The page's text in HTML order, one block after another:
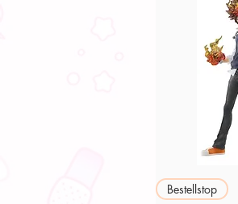
Bestellstop